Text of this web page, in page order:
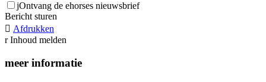
jOntvang de ehorses nieuwsbrief
Bericht sturen
 Afdrukken
r Inhoud melden
meer informatie